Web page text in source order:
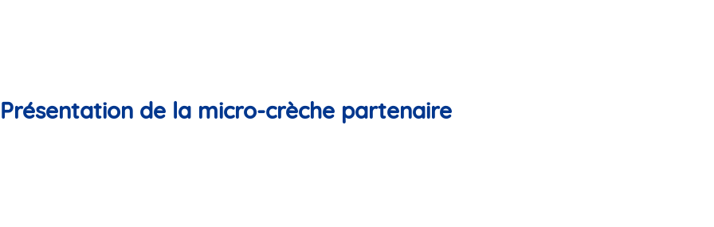
Présentation de la micro-crèche partenaire